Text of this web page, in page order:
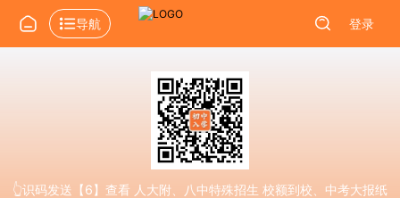
导航 登录
👆识码发送【6】查看 人大附、八中特殊招生 校额到校、中考大报纸